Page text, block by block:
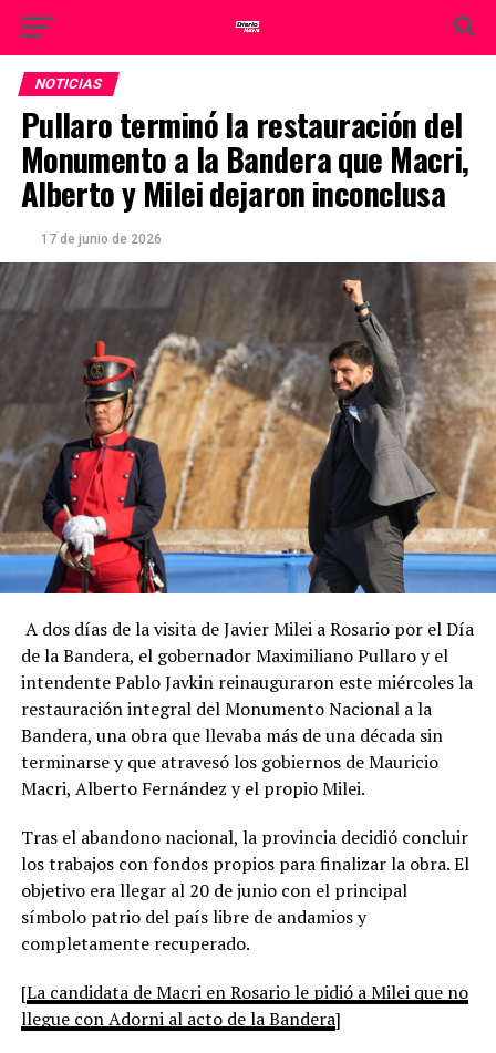
NOTICIAS
Pullaro terminó la restauración del
Monumento a la Bandera que Macri,
Alberto y Milei dejaron inconclusa
17 de junio de 2026
A dos días de la visita de Javier Milei a Rosario por el Día
de la Bandera, el gobernador Maximiliano Pullaro y el
intendente Pablo Javkin reinauguraron este miércoles la
restauración integral del Monumento Nacional a la
Bandera, una obra que llevaba más de una década sin
terminarse y que atravesó los gobiernos de Mauricio
Macri, Alberto Fernández y el propio Milei.
Tras el abandono nacional, la provincia decidió concluir
los trabajos con fondos propios para finalizar la obra. El
objetivo era llegar al 20 de junio con el principal
símbolo patrio del país libre de andamios y
completamente recuperado.
[La candidata de Macri en Rosario le pidió a Milei que no
llegue con Adorni al acto de la Bandera]